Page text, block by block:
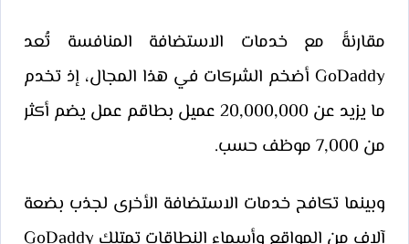
مقارنةً مع خدمات الاستضافة المنافسة تُعد
GoDaddy أضخم الشركات في هذا المجال، إذ تخدم
ما يزيد عن 20,000,000 عميل بطاقم عمل يضم أكثر
من 7,000 موظف حسب.
وبينما تكافح خدمات الاستضافة الأخرى لجذب بضعة